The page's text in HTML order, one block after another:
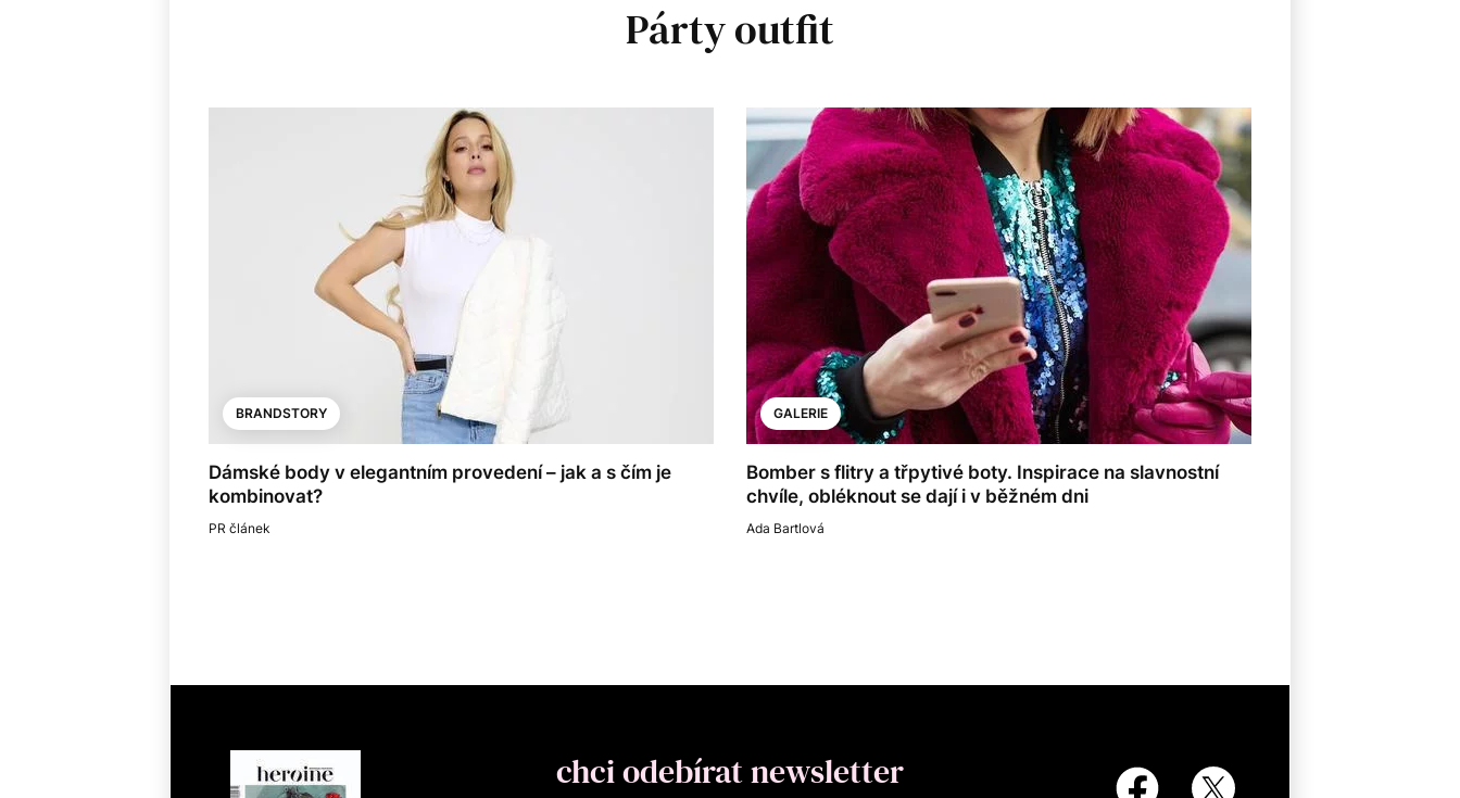
Párty outfit
BRANDSTORY
Dámské body v elegantním provedení – jak a s čím je
kombinovat?
PR článek
GALERIE
Bomber s flitry a třpytivé boty. Inspirace na slavnostní
chvíle, obléknout se dají i v běžném dni
Ada Bartlová
chci odebírat newsletter
8